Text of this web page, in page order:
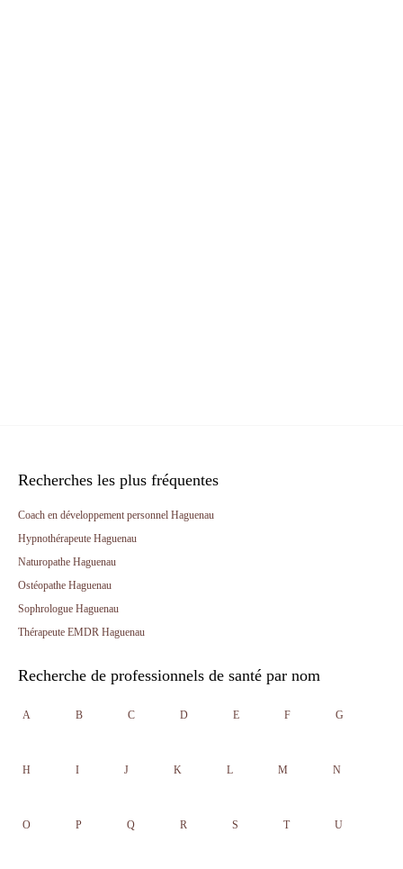
Recherches les plus fréquentes
Coach en développement personnel Haguenau
Hypnothérapeute Haguenau
Naturopathe Haguenau
Ostéopathe Haguenau
Sophrologue Haguenau
Thérapeute EMDR Haguenau
Recherche de professionnels de santé par nom
A B C D E F G
H I J K L M N
O P Q R S T U